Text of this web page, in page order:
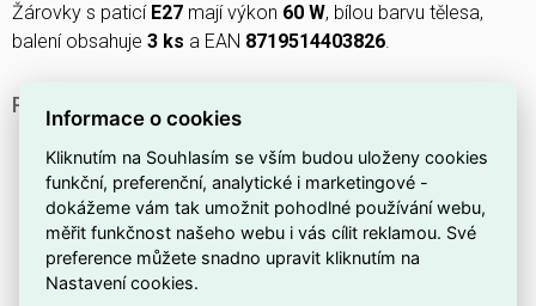
Žárovky s paticí E27 mají výkon 60 W, bílou barvu tělesa,
balení obsahuje 3 ks a EAN 8719514403826.
PROČ SI VYBRAT TUTO SADU LED ŽÁROVEK?
svítidel najednou.
Výrobce PHILIPS — známá značka v oblasti svítidel.
PaticeE27zajišťuje kompatibilitu s běžnými objímkami.
Tvar žárovkyA60
Informace o cookies
Kliknutím na Souhlasím se vším budou uloženy cookies
funkční, preferenční, analytické i marketingové -
dokážeme vám tak umožnit pohodlné používání webu,
měřit funkčnost našeho webu i vás cílit reklamou. Své
preference můžete snadno upravit kliknutím na
Nastavení cookies.